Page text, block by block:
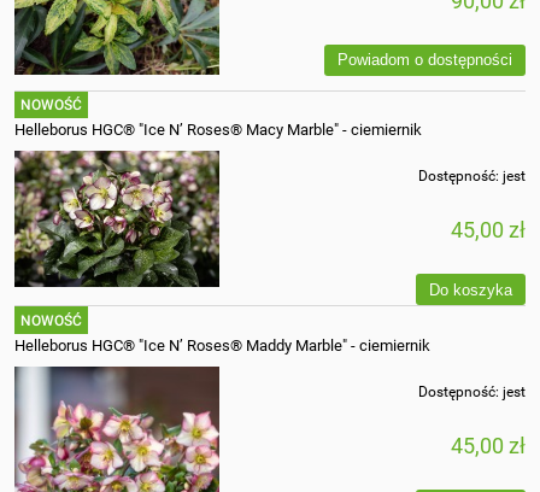
Powiadom o dostępności
Helleborus HGC® "Ice N’ Roses® Macy Marble" - ciemiernik
Dostępność: jest
45,00 zł
Do koszyka
NOWOŚĆ
Helleborus HGC® "Ice N’ Roses® Maddy Marble" - ciemiernik
Dostępność: jest
45,00 zł
NOWOŚĆ